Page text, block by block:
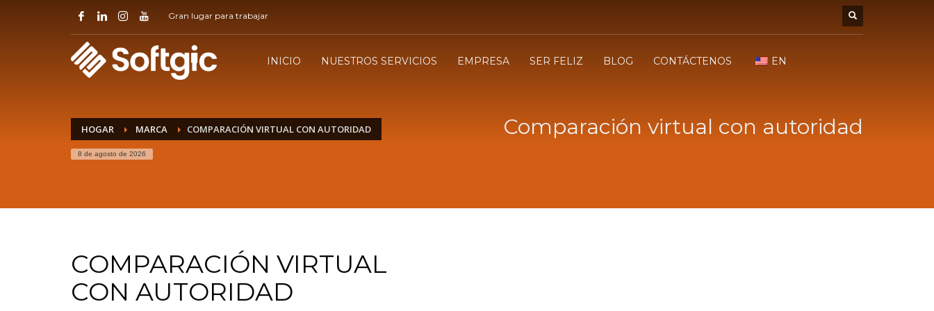
Gran lugar para trabajar
INICIO NUESTROS SERVICIOS EMPRESA SER FELIZ BLOG CONTÁCTENOS EN
HOGAR MARCA COMPARACIÓN VIRTUAL CON AUTORIDAD
8 de agosto de 2026
Comparación virtual con autoridad
COMPARACIÓN VIRTUAL
CON AUTORIDAD